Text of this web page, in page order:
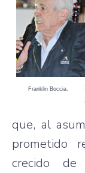
Franklin Boccia.
que, al
prometido
crecido de